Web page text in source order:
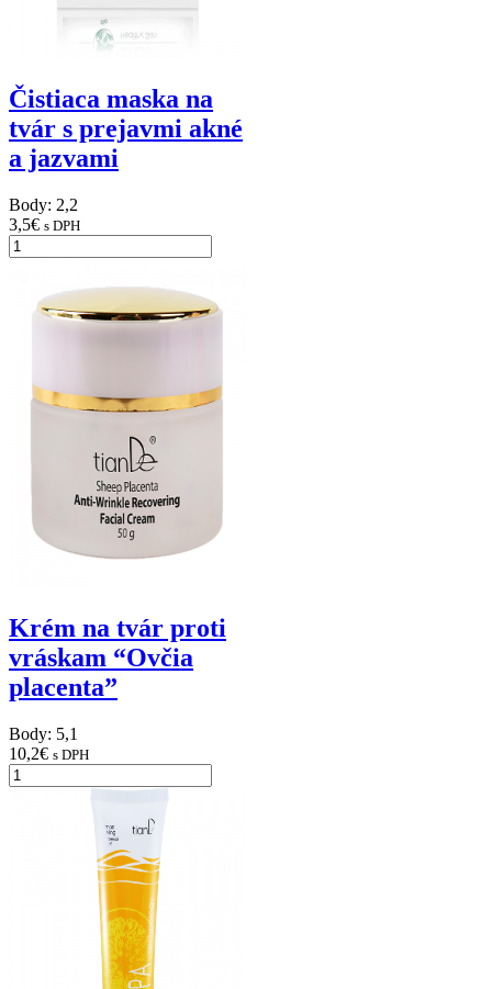
Čistiaca maska na
tvár s prejavmi akné
a jazvami
Body: 2,2
3,5€ s DPH
Krém na tvár proti
vráskam “Ovčia
placenta”
Body: 5,1
10,2€ s DPH